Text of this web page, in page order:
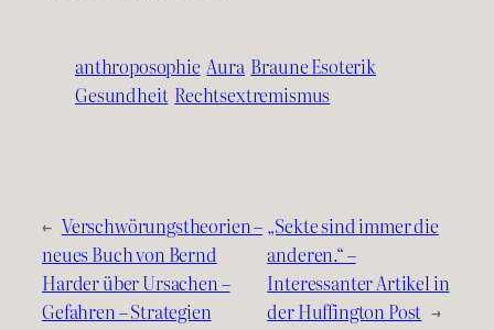
anthroposophie Aura Braune Esoterik
Gesundheit Rechtsextremismus
← Verschwörungstheorien –
neues Buch von Bernd
Harder über Ursachen –
Gefahren – Strategien
„Sekte sind immer die
anderen.“ –
Interessanter Artikel in
der Huffington Post →